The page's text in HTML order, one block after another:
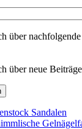
über
über neue
Sandalen